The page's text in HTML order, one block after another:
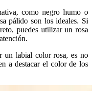
como negro humo o
pálido son los ideales. Si
puedes utilizar un rosa
un labial color rosa, es no
a destacar el color de los